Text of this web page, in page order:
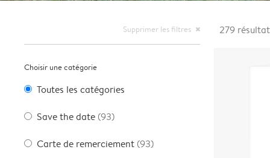
Supprimer les filtres close
Choisir une catégorie
Toutes les catégories
Save the date (93)
Carte de remerciement (93)
279